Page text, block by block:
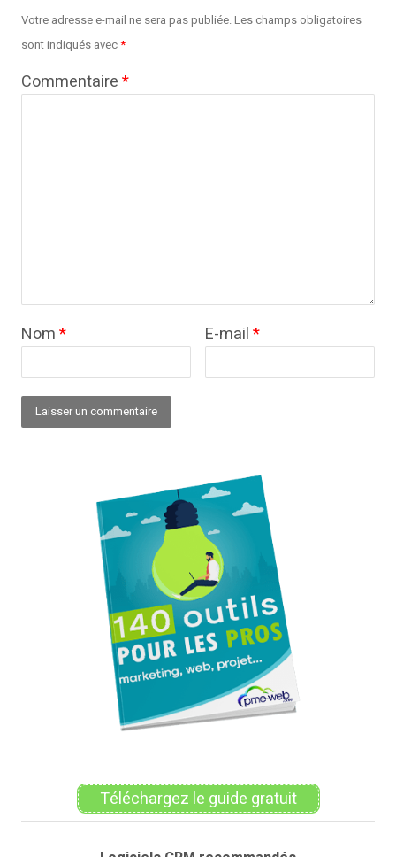
Votre adresse e-mail ne sera pas publiée.Les champs obligatoires
sont indiqués avec*
Commentaire*
Nom* E-mail*
Téléchargez le guide gratuit